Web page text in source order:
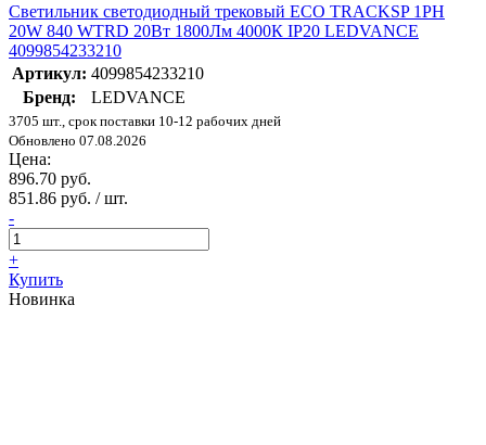
Светильник светодиодный трековый ECO TRACKSP 1PH
20W 840 WTRD 20Вт 1800Лм 4000К IP20 LEDVANCE
4099854233210
Артикул: 4099854233210
Бренд:
LEDVANCE
3705 шт., срок поставки 10-12 рабочих дней
Обновлено 07.08.2026
Цена:
896.70 руб.
851.86 руб. / шт.
-
+
Купить
Новинка